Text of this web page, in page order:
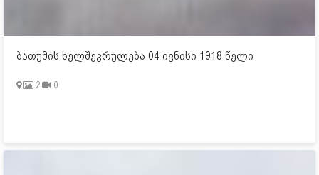
ბათუმის ხელშეკრულება 04 ივნისი 1918 წელი
2 0